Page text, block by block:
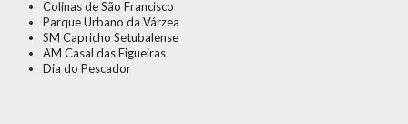
Colinas de São Francisco
Parque Urbano da Várzea
SM Capricho Setubalense
AM Casal das Figueiras
Dia do Pescador